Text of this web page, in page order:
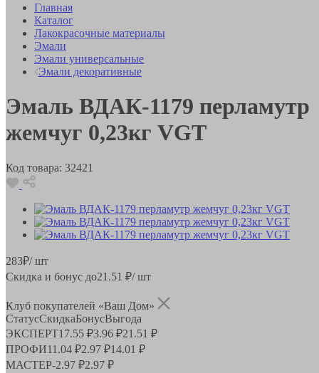
Главная
Каталог
Лакокрасочные материалы
Эмали
Эмали универсальные
Эмали декоративные
Эмаль ВДАК-1179 перламутр
жемчуг 0,23кг VGT
Код товара: 32421
283₽/ шт
Скидка и бонус до21.51 ₽/ шт
Клуб покупателей «Ваш Дом»
СтатусСкидкаБонусВыгода
ЭКСПЕРТ17.55 ₽3.96 ₽21.51 ₽
ПРОФИ11.04 ₽2.97 ₽14.01 ₽
МАСТЕР-2.97 ₽2.97 ₽